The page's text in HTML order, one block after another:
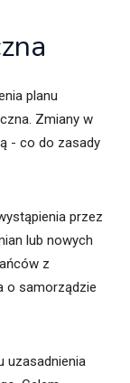
planu
Zmiany w
- co do zasady
przez
lub nowych
z
o samorządzie
uzasadnienia